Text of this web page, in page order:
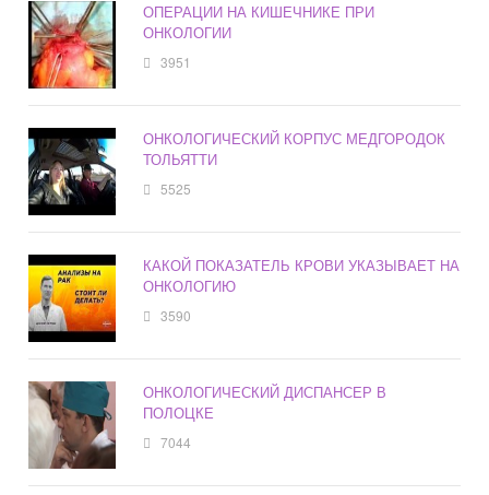
ОПЕРАЦИИ НА КИШЕЧНИКЕ ПРИ
ОНКОЛОГИИ
3951
ОНКОЛОГИЧЕСКИЙ КОРПУС МЕДГОРОДОК
ТОЛЬЯТТИ
5525
КАКОЙ ПОКАЗАТЕЛЬ КРОВИ УКАЗЫВАЕТ НА
ОНКОЛОГИЮ
3590
ОНКОЛОГИЧЕСКИЙ ДИСПАНСЕР В
ПОЛОЦКЕ
7044